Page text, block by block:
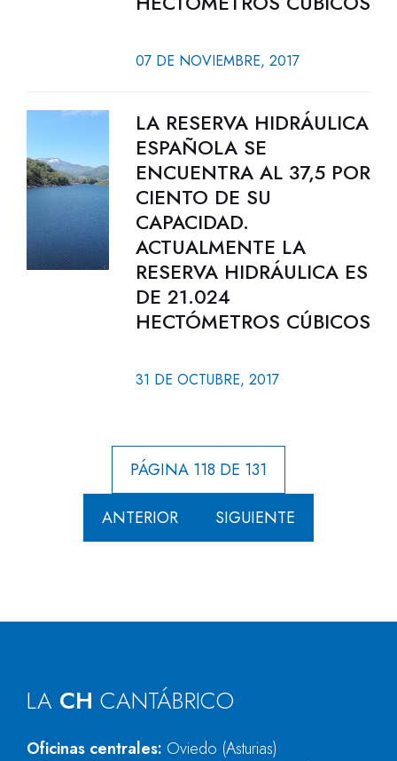
07 DE NOVIEMBRE, 2017
LA RESERVA HIDRÁULICA
ESPAÑOLA SE
ENCUENTRA AL 37,5 POR
CIENTO DE SU
CAPACIDAD.
ACTUALMENTE LA
RESERVA HIDRÁULICA ES
DE 21.024
HECTÓMETROS CÚBICOS
31 DE OCTUBRE, 2017
PÁGINA 118 DE 131
ANTERIOR SIGUIENTE
LA CH CANTÁBRICO
Oficinas centrales: Oviedo (Asturias)